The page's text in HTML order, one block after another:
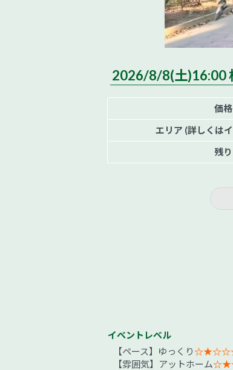
2026/8/8(土)16:00
価格
エリア (詳しくは
残り
イベントレベル
【ペース】ゆっくり
【雰囲気】アットホーム